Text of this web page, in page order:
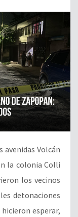
avenidas Volcán
la colonia Colli
los vecinos
detonaciones
esperar,